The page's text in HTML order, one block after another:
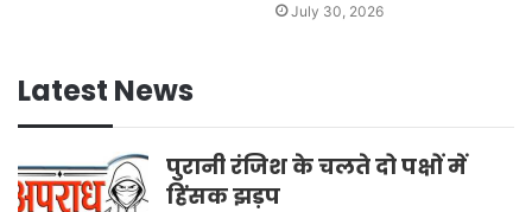
July 30, 2026
Latest News
पुरानी रंजिश के चलते दो पक्षों में
हिंसक झड़प